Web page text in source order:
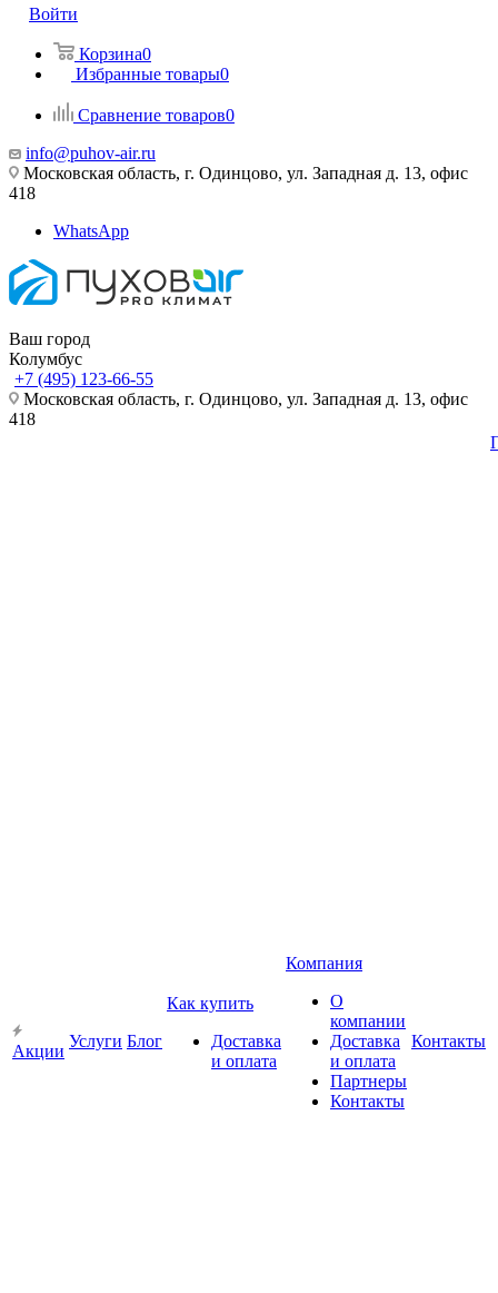
Войти
Корзина0
Избранные товары0
Сравнение товаров0
info@puhov-air.ru
Московская область, г. Одинцово, ул. Западная д. 13, офис
418
WhatsApp
Ваш город
Колумбус
+7 (495) 123-66-55
Московская область, г. Одинцово, ул. Западная д. 13, офис
418
Акции
Услуги Блог
Как купить
Доставка
и оплата
Компания
О
компании
Доставка
и оплата
Партнеры
Контакты
Контакты